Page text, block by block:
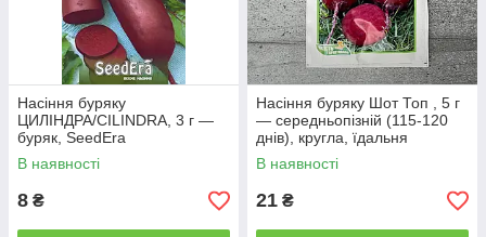
Насіння буряку
ЦИЛІНДРА/CILINDRA, 3 г —
буряк, SeedEra
В наявності
8 ₴
Насіння буряку Шот Топ , 5 г
— середньопізній (115-120
днів), кругла, їдальня
АгроПак
В наявності
21 ₴